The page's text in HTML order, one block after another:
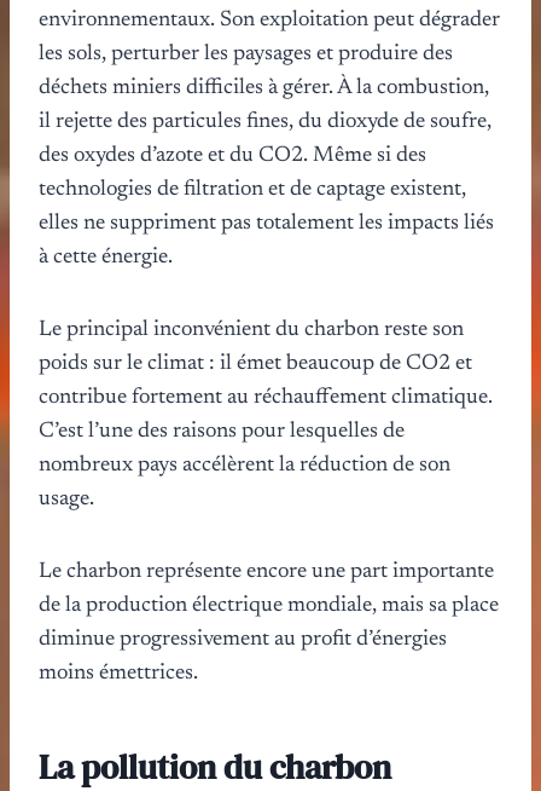
environnementaux. Son exploitation peut dégrader
les sols, perturber les paysages et produire des
déchets miniers difficiles à gérer. À la combustion,
il rejette des particules fines, du dioxyde de soufre,
des oxydes d’azote et du CO2. Même si des
technologies de filtration et de captage existent,
elles ne suppriment pas totalement les impacts liés
à cette énergie.
Le principal inconvénient du charbon reste son
poids sur le climat : il émet beaucoup de CO2 et
contribue fortement au réchauffement climatique.
C’est l’une des raisons pour lesquelles de
nombreux pays accélèrent la réduction de son
usage.
Le charbon représente encore une part importante
de la production électrique mondiale, mais sa place
diminue progressivement au profit d’énergies
moins émettrices.
La pollution du charbon